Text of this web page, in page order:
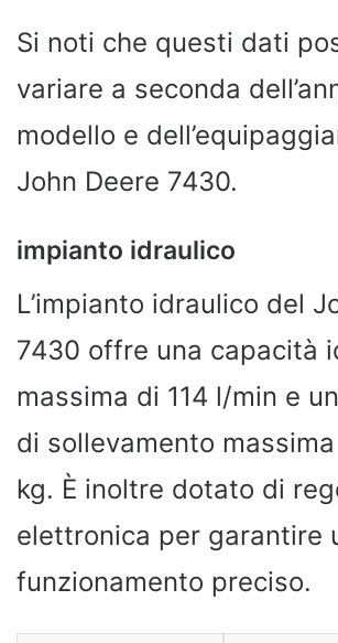
Si noti che questi dati
variare a seconda
modello e
John Deere 7430.
impianto idraulico
L’impianto idraulico del
7430 offre una capacità
massima di 114 l/min e
di sollevamento
kg. È inoltre dotato di
elettronica per garantire
funzionamento preciso.